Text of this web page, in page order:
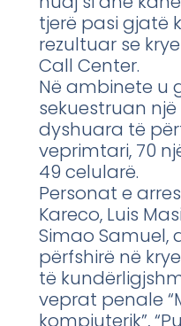
tjerë pasi gjatë
rezultuar se
Call Center.
Në ambinete u
sekuestruan
dyshuara të
veprimtari, 70
49 celularë.
Personat e
Kareco, Luis
Simao Samuel,
përfshirë në
të
veprat penale
kompjuterik”,